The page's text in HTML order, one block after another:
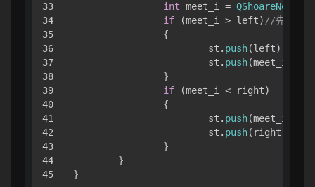
33
34
35
36
37
38
39
40
41
42
43
44
int meet_i = QShoareNonR
if (meet_i > left) //先入左
			st.
push(left);
			st.
push(meet_i -
if (meet_i < right)
			st.
push(meet_i +
			st.
push(right);
}